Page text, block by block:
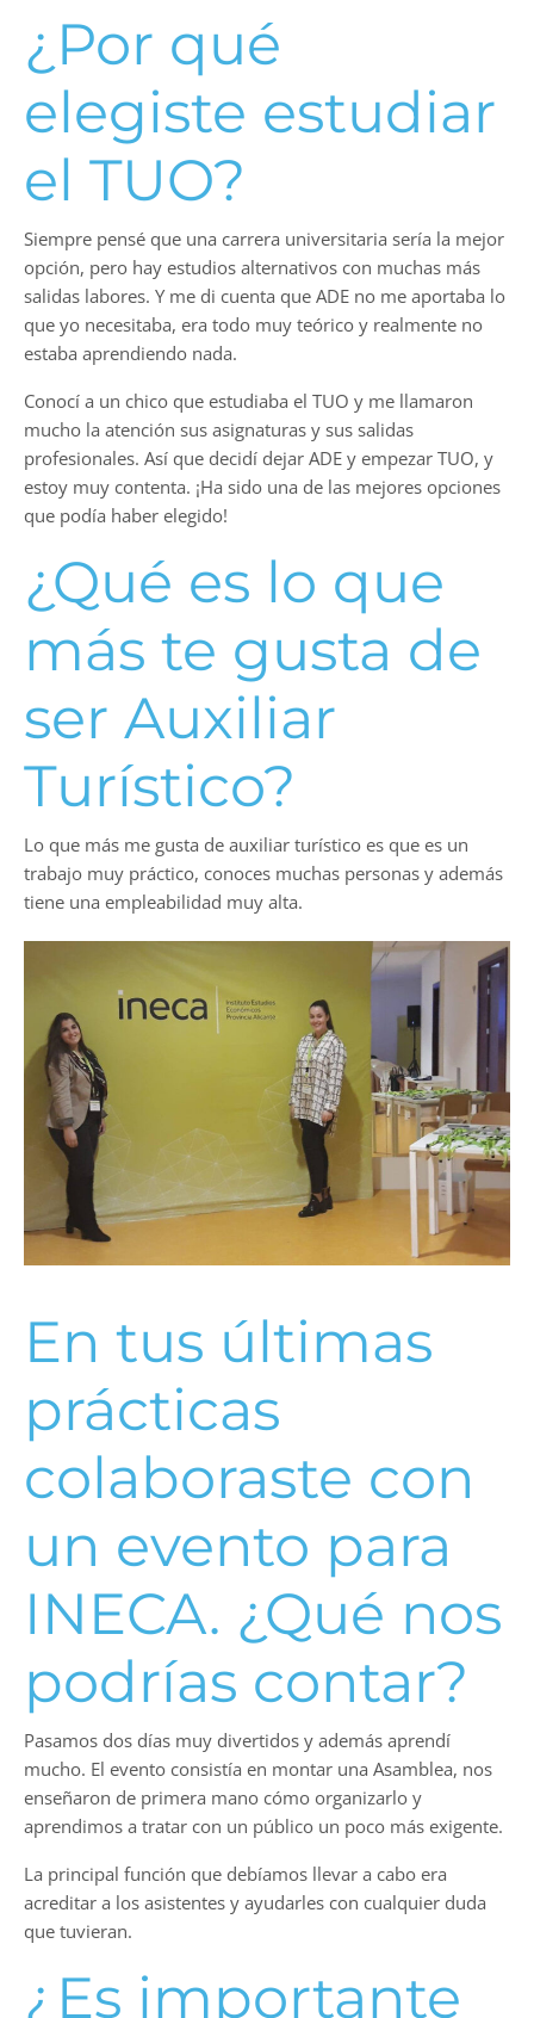
¿Por qué
elegiste estudiar
el TUO?
Siempre pensé que una carrera universitaria sería la mejor
opción, pero hay estudios alternativos con muchas más
salidas labores. Y me di cuenta que ADE no me aportaba lo
que yo necesitaba, era todo muy teórico y realmente no
estaba aprendiendo nada.
Conocí a un chico que estudiaba el TUO y me llamaron
mucho la atención sus asignaturas y sus salidas
profesionales. Así que decidí dejar ADE y empezar TUO, y
estoy muy contenta. ¡Ha sido una de las mejores opciones
que podía haber elegido!
¿Qué es lo que
más te gusta de
ser Auxiliar
Turístico?
Lo que más me gusta de auxiliar turístico es que es un
trabajo muy práctico, conoces muchas personas y además
tiene una empleabilidad muy alta.
En tus últimas
prácticas
colaboraste con
un evento para
INECA. ¿Qué nos
podrías contar?
Pasamos dos días muy divertidos y además aprendí
mucho. El evento consistía en montar una Asamblea, nos
enseñaron de primera mano cómo organizarlo y
aprendimos a tratar con un público un poco más exigente.
La principal función que debíamos llevar a cabo era
acreditar a los asistentes y ayudarles con cualquier duda
que tuvieran.
¿Es importante